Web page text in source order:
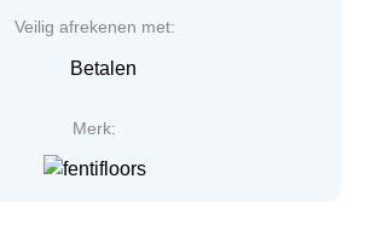
Veilig afrekenen met:
Merk: